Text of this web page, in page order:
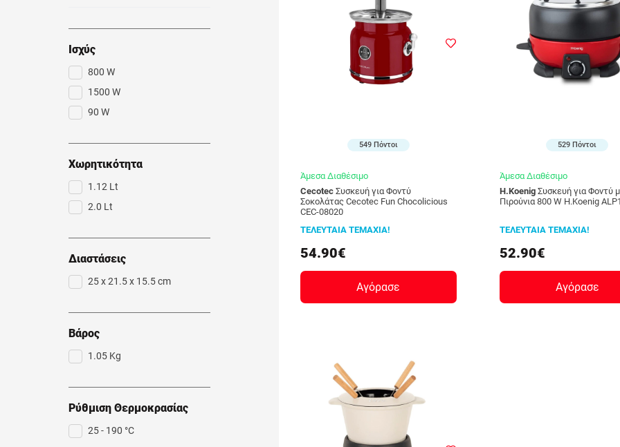
Ισχύς
800 W
1500 W
90 W
Χωρητικότητα
1.12 Lt
2.0 Lt
Διαστάσεις
25 x 21.5 x 15.5 cm
Βάρος
1.05 Kg
Ρύθμιση Θερμοκρασίας
25 - 190 °C
549 Πόντοι
Άμεσα Διαθέσιμο
Cecotec Συσκευή για Φοντύ
Σοκολάτας Cecotec Fun Chocolicious
CEC-08020
ΤΕΛΕΥΤΑΙΑ ΤΕΜΑΧΙΑ!
54.90€
Αγόρασε
529 Πόντοι
Άμεσα Διαθέσιμο
H.KoenigΣυσκευή για Φοντύ με 6
Πιρούνια 800 W H.Koenig
ΤΕΛΕΥΤΑΙΑ ΤΕΜΑΧΙΑ!
52.90€
Αγόρασε